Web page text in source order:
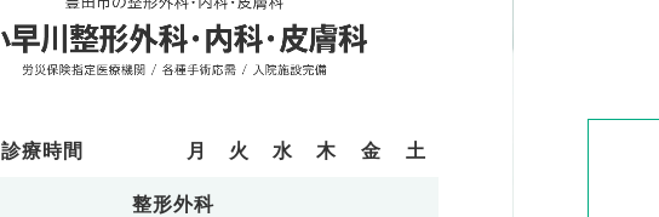
診療時間 月 火 水 木 金 土
整形外科